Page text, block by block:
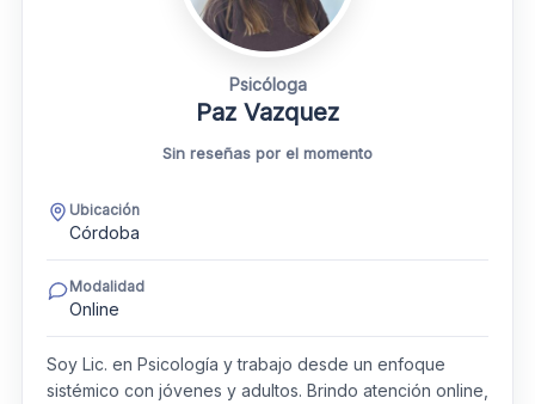
Psicóloga
Paz Vazquez
Sin reseñas por el momento
Ubicación
Córdoba
Modalidad
Online
Soy Lic. en Psicología y trabajo desde un enfoque
sistémico con jóvenes y adultos. Brindo atención online,